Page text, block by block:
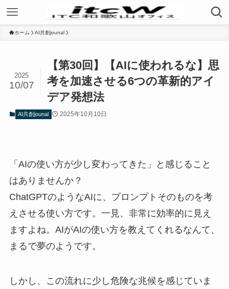
ホーム AI共創jounal
【第30回】【AIに使われるな】思
考を加速させる6つの革新的アイ
デア発想法
2025
10/07
AI共創jounal 2025年10月10日
「AIの使い方が少し変わってきた」と感じること
はありませんか？
ChatGPTのようなAIに、プロンプトそのものを考
えさせる使い方です。一見、非常に効率的に見え
ますよね。AIがAIの使い方を教えてくれるなんて、
まるで夢のようです。
しかし、この流れに少し危険な兆候を感じていま